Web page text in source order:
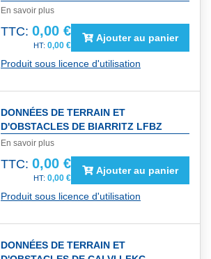
En savoir plus
TTC: 0,00 €
0,00 €
Ajouter au panier
Produit sous licence d'utilisation
DONNÉES DE TERRAIN ET
D'OBSTACLES DE BIARRITZ LFBZ
En savoir plus
TTC: 0,00 €
0,00 €
Ajouter au panier
Produit sous licence d'utilisation
DONNÉES DE TERRAIN ET